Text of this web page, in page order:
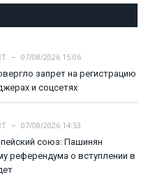
07/08/2026 15:06
запрет на регистрацию
и соцсетях
07/08/2026 14:53
союз: Пашинян
референдума о вступлении в